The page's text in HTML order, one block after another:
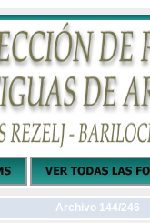
Archivo 144/246